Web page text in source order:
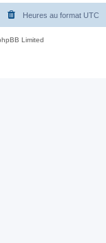
e
Heures au format UTC
Limited